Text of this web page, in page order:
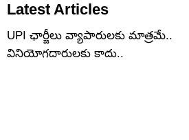
Latest Articles
UPI ఛార్జీలు వ్యాపారులకు మాత్రమే..
వినియోగదారులకు కాదు..